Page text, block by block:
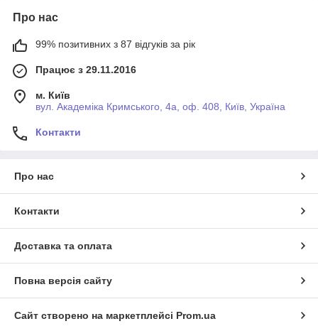
Про нас
99% позитивних з 87 відгуків за рік
Працює з 29.11.2016
м. Київ
вул. Академіка Кримського, 4а, оф. 408, Київ, Україна
Контакти
Про нас
Контакти
Доставка та оплата
Повна версія сайту
Сайт створено на маркетплейсі Prom.ua